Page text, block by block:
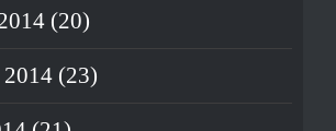
(20)
(23)